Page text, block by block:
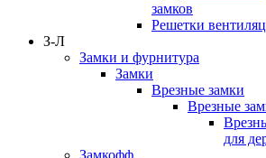
замков
Решетки
З-Л
Замки и фурнитура
Замки
Врезные замки
Врезные
для